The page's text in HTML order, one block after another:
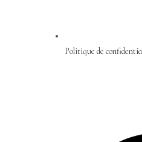
Politique de